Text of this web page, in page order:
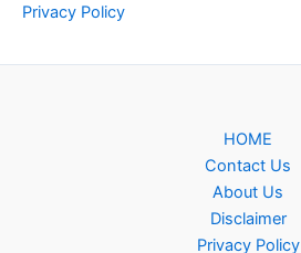
Privacy Policy
HOME
Contact Us
About Us
Disclaimer
Privacy Policy